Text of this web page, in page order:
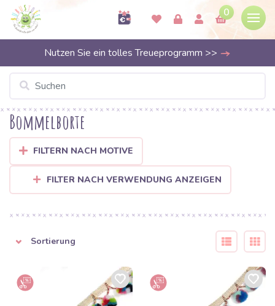
0
Nutzen Sie ein tolles Treueprogramm >>
Bommelborte
FILTERN NACH MOTIVE
FILTER NACH VERWENDUNG ANZEIGEN
Sortierung